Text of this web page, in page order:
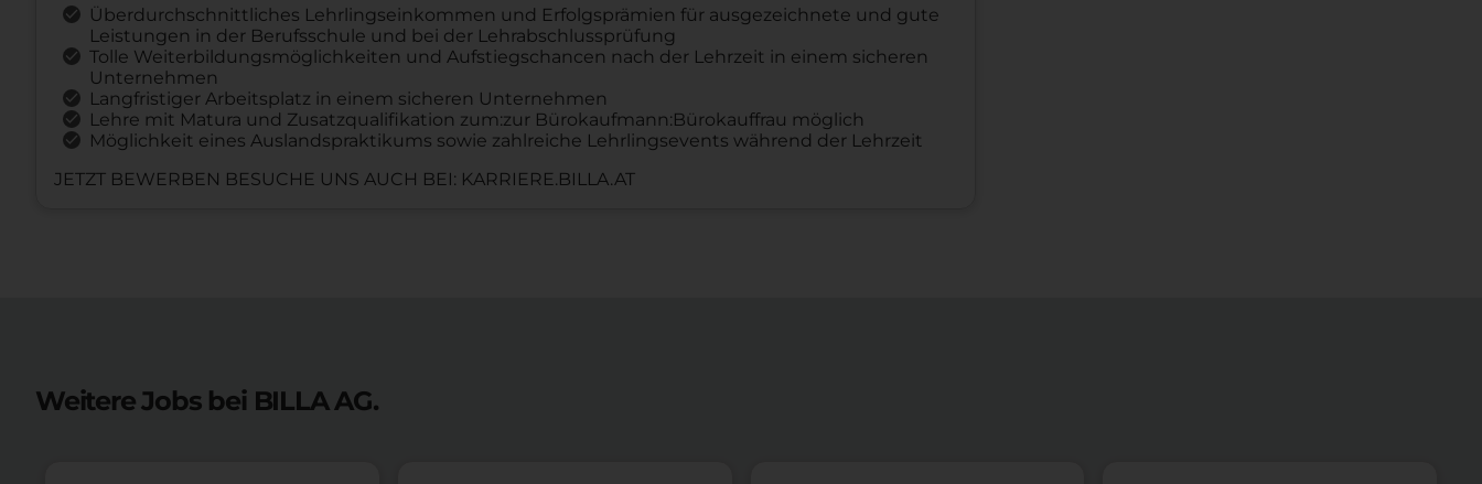
Überdurchschnittliches Lehrlingseinkommen und Erfolgsprämien für ausgezeichnete und gute
Leistungen in der Berufsschule und bei der Lehrabschlussprüfung
Tolle Weiterbildungsmöglichkeiten und Aufstiegschancen nach der Lehrzeit in einem sicheren
Unternehmen
Langfristiger Arbeitsplatz in einem sicheren Unternehmen
Lehre mit Matura und Zusatzqualifikation zum:zur Bürokaufmann:Bürokauffrau möglich
Möglichkeit eines Auslandspraktikums sowie zahlreiche Lehrlingsevents während der Lehrzeit
JETZT BEWERBEN BESUCHE UNS AUCH BEI: KARRIERE.BILLA.AT
Weitere Jobs bei BILLA AG.